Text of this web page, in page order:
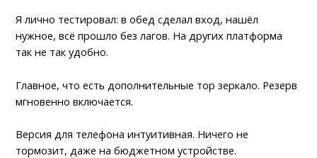
Я лично тестировал: в обед сделал вход, нашёл
нужное, всё прошло без лагов. На других платформа
так не так удобно.
Главное, что есть дополнительные тор зеркало. Резерв
мгновенно включается.
Версия для телефона интуитивная. Ничего не
тормозит, даже на бюджетном устройстве.